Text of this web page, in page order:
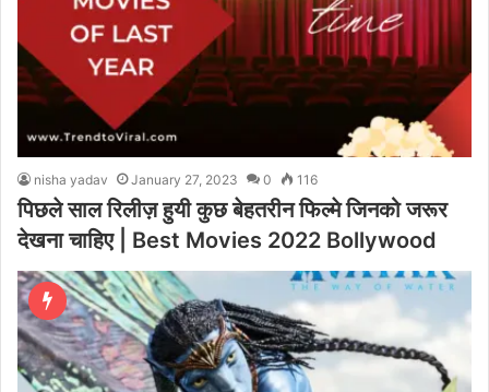
nisha yadav January 27, 2023 0 116
पिछले साल रिलीज़ हुयी कुछ बेहतरीन फिल्मे जिनको जरूर
देखना चाहिए | Best Movies 2022 Bollywood